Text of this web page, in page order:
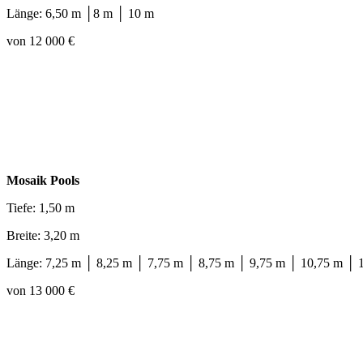
Länge: 6,50 m │8 m │ 10 m
von 12 000 €
Mosaik Pools
Tiefe: 1,50 m
Breite: 3,20 m
Länge: 7,25 m │ 8,25 m │ 7,75 m │ 8,75 m │ 9,75 m │ 10,75 m │
von 13 000 €